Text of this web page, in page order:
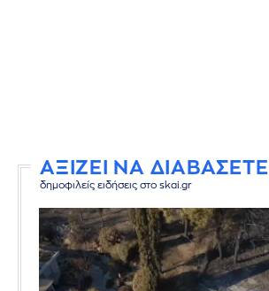
ΑΞΙΖΕΙ ΝΑ ΔΙΑΒΑΣΕΤΕ
δημοφιλείς ειδήσεις στο skai.gr